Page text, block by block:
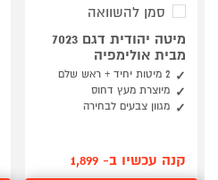
סמן להשוואה
מיטה יהודית דגם 7023
מבית אולימפיה
2 מיטות יחיד + ראש שלם
מיוצרת מעץ דחוס
מגוון צבעים לבחירה
קנה עכשיו ב- 1,899